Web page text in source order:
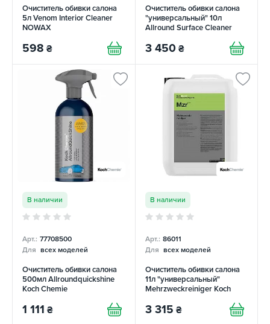
Очиститель обивки салона
5л Venom Interior Cleaner
NOWAX
598 ₴
Очиститель обивки салона
"универсальный" 10л
Allround Surface Cleaner
3 450 ₴
В наличии
Арт.: 77708500
Для всех моделей
Очиститель обивки салона
500мл Allroundquickshine
Koch Chemie
1 111 ₴
В наличии
Арт.: 86011
Для всех моделей
Очиститель обивки салона
11л "универсальный"
Mehrzweckreiniger Koch
3 315 ₴